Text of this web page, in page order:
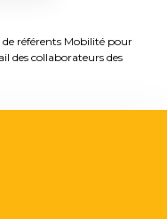
référents Mobilité pour
des collaborateurs des